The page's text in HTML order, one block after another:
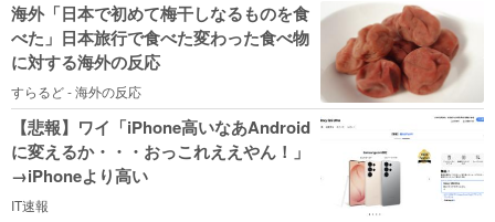
海外「日本で初めて梅干しなるものを食
べた」日本旅行で食べた変わった食べ物
に対する海外の反応
すらるど - 海外の反応
【悲報】ワイ「iPhone高いなあAndroid
に変えるか・・・おっこれええやん！」
→iPhoneより高い
IT速報